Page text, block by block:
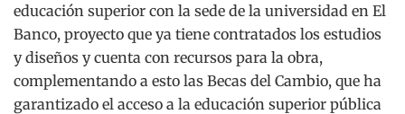
educación superior con la sede de la universidad en El
Banco, proyecto que ya tiene contratados los estudios
y diseños y cuenta con recursos para la obra,
complementando a esto las Becas del Cambio, que ha
garantizado el acceso a la educación superior pública